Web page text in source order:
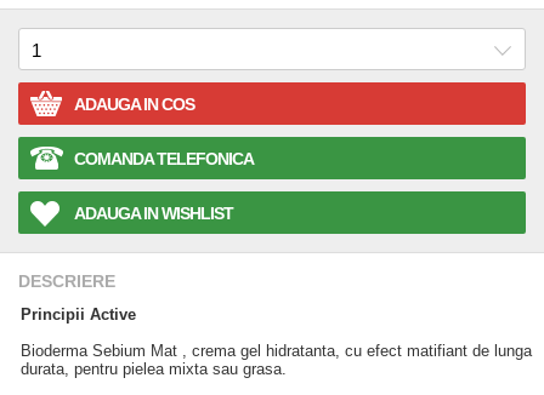
ADAUGA IN COS
COMANDA TELEFONICA
ADAUGA IN WISHLIST
DESCRIERE
Principii Active
Bioderma Sebium Mat , crema gel hidratanta, cu efect matifiant de lunga
durata, pentru pielea mixta sau grasa.